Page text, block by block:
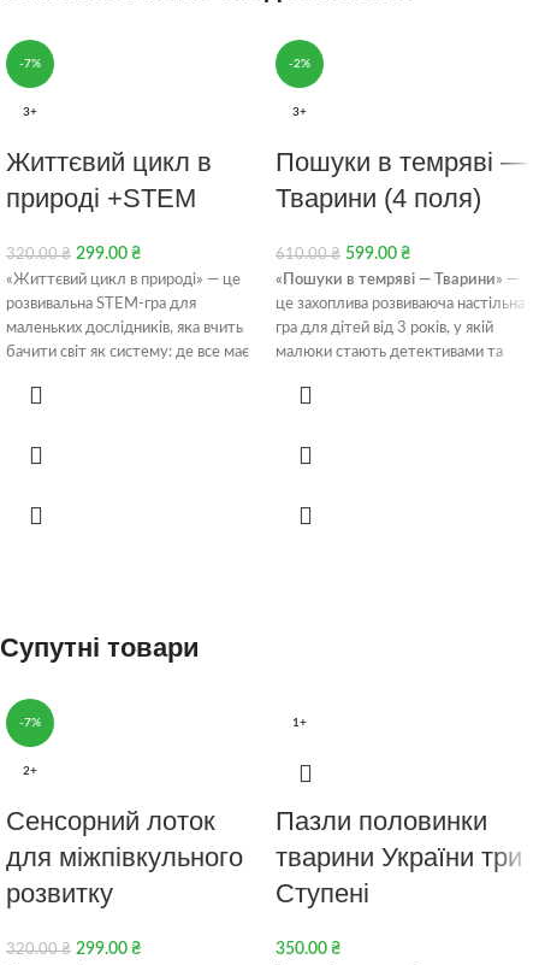
-7%
3+
Життєвий цикл в
природі +STEM
320.00₴ 299.00 ₴
«Життєвий цикл в природі» — це
розвивальна STEM-гра для
маленьких дослідників, яка вчить
бачити світ як систему: де все має
завершення. Дитина вивчає життєві
природних процесів через гру,
мовлення та формує глибоке
-2%
3+
Пошуки в темряві —
Тварини (4 поля)
610.00₴ 599.00 ₴
«Пошуки в темряві — Тварини» —
це захоплива розвиваюча настільна
гра для дітей від 3 років, у якій
малюки стають детективами та
допомогою чарівного ліхтарика. Гра
мислення та мовлення, підходить
Супутні товари
-7%
2+
Сенсорний лоток
для міжпівкульного
розвитку
320.00₴ 299.00 ₴
1+
Пазли половинки
тварини України три
Ступені
350.00 ₴